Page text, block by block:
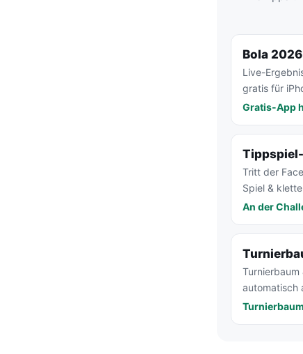
Bola
Live-
gratis für
Gratis-App
Tritt der
Spiel &
An der
Turnierbaum
automatisch